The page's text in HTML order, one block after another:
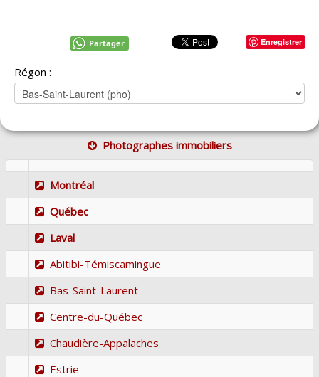
Enregistrer
Partager
Régon :
Photographes immobiliers
Montréal
Québec
Laval
Abitibi-Témiscamingue
Bas-Saint-Laurent
Centre-du-Québec
Chaudière-Appalaches
Estrie